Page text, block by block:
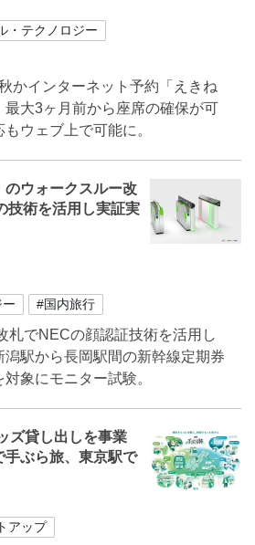
・テクノロジー
かインターネット予約「えきね
最大3ヶ月前から座席の確保が可
ウェブ上で可能に。
のウォークスルー改
技術を活用し実証実
#国内旅行
札でNECの顔認証技術を活用し
駅から長岡駅間の新幹線定期券
象にモニター試験。
ズ貸し出しを事業
手ぶら旅、東京駅で
アップ